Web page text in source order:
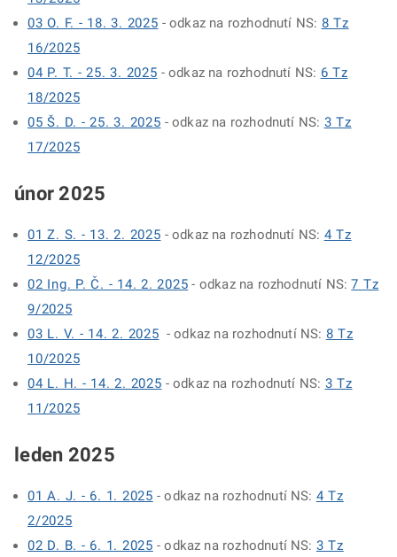
03 O. F. - 18. 3. 2025 - odkaz na rozhodnutí NS: 8 Tz
16/2025
04 P. T. - 25. 3. 2025 - odkaz na rozhodnutí NS: 6 Tz
18/2025
05 Š. D. - 25. 3. 2025 - odkaz na rozhodnutí NS: 3 Tz
17/2025
únor 2025
01 Z. S. - 13. 2. 2025 - odkaz na rozhodnutí NS: 4 Tz
12/2025
02 Ing. P. Č. - 14. 2. 2025 - odkaz na rozhodnutí NS:7 Tz
9/2025
03 L. V. - 14. 2. 2025 - odkaz na rozhodnutí NS: 8 Tz
10/2025
04 L. H. - 14. 2. 2025 - odkaz na rozhodnutí NS: 3 Tz
11/2025
leden 2025
01 A. J. - 6. 1. 2025 - odkaz na rozhodnutí NS: 4 Tz
2/2025
02 D. B. - 6. 1. 2025 - odkaz na rozhodnutí NS: 3 Tz